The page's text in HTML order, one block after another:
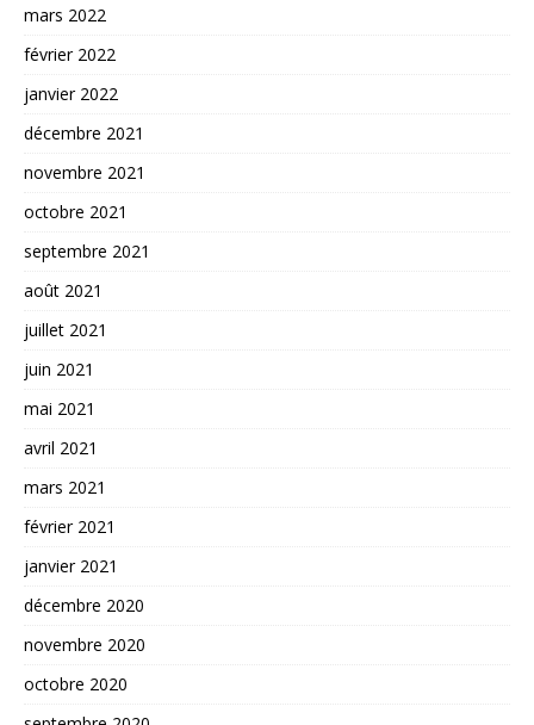
mars 2022
février 2022
janvier 2022
décembre 2021
novembre 2021
octobre 2021
septembre 2021
août 2021
juillet 2021
juin 2021
mai 2021
avril 2021
mars 2021
février 2021
janvier 2021
décembre 2020
novembre 2020
octobre 2020